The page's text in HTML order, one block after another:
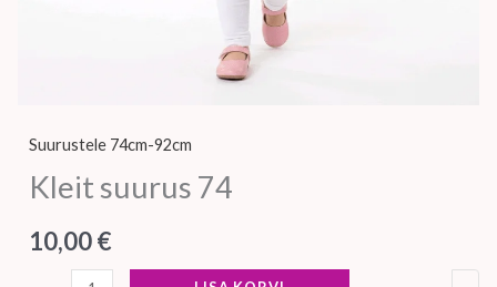
Suurustele 74cm-92cm
Kleit suurus 74
10,00€